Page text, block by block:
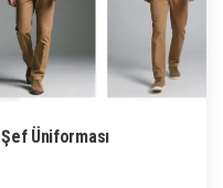
Şef Üniforması